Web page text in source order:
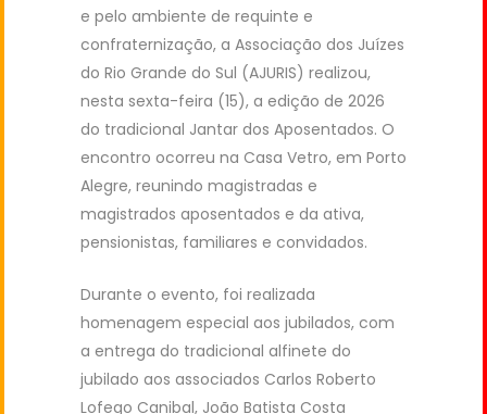
e pelo ambiente de requinte e
confraternização, a Associação dos Juízes
do Rio Grande do Sul (AJURIS) realizou,
nesta sexta-feira (15), a edição de 2026
do tradicional Jantar dos Aposentados. O
encontro ocorreu na Casa Vetro, em Porto
Alegre, reunindo magistradas e
magistrados aposentados e da ativa,
pensionistas, familiares e convidados.
Durante o evento, foi realizada
homenagem especial aos jubilados, com
a entrega do tradicional alfinete do
jubilado aos associados Carlos Roberto
Lofego Canibal, João Batista Costa